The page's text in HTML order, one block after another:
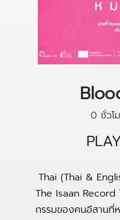
0 ชั่วโ
Thai (Thai &
The Isaan Record
กรรมของคนอีสานที่